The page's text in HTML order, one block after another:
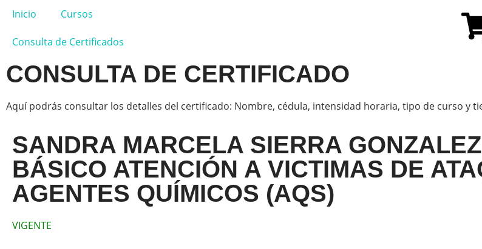
Inicio Cursos
Consulta de Certificados
CONSULTA DE CERTIFICADO
Aquí podrás consultar los detalles del certificado: Nombre, cédula, intensidad horaria, tipo de curso y
SANDRA MARCELA SIERRA
BÁSICO ATENCIÓN A VICTIMAS DE
AGENTES QUÍMICOS (AQS)
VIGENTE